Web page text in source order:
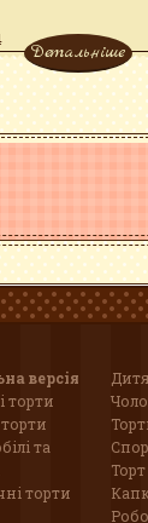
Детальніше
версія
торти
та
торти